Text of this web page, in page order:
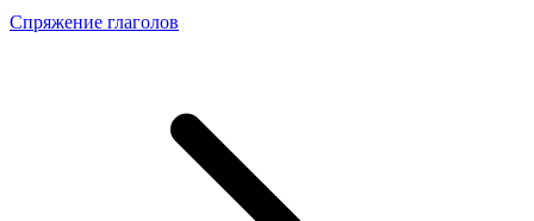
Спряжение глаголов